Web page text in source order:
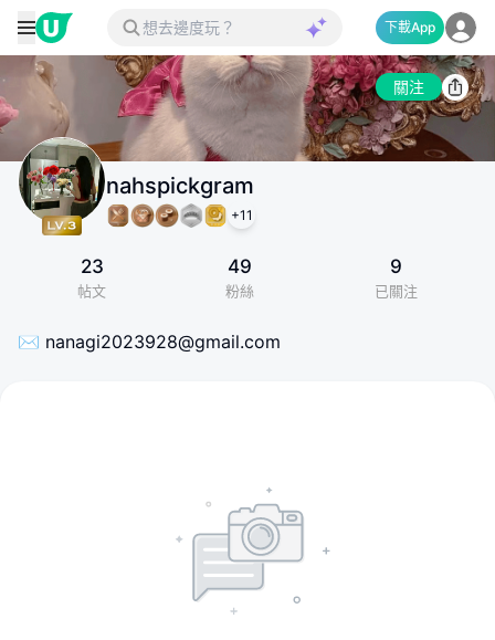
下載App
關注
nahspickgram
+11
23
帖文
49
粉絲
9
已關注
✉️ nanagi2023928@gmail.com